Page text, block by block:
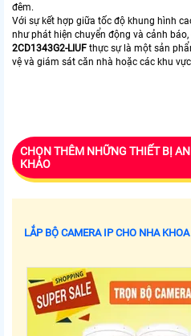
đêm.
Với sự kết hợp giữa tốc độ khung hình
như phát hiện chuyển động và cảnh
2CD1343G2-LIUF thực sự là một sản
vệ và giám sát căn nhà hoặc các khu
CHỌN THÊM NHỮNG THIẾT BỊ
KHẢO
LẮP BỘ CAMERA IP CHO NHA KHOA